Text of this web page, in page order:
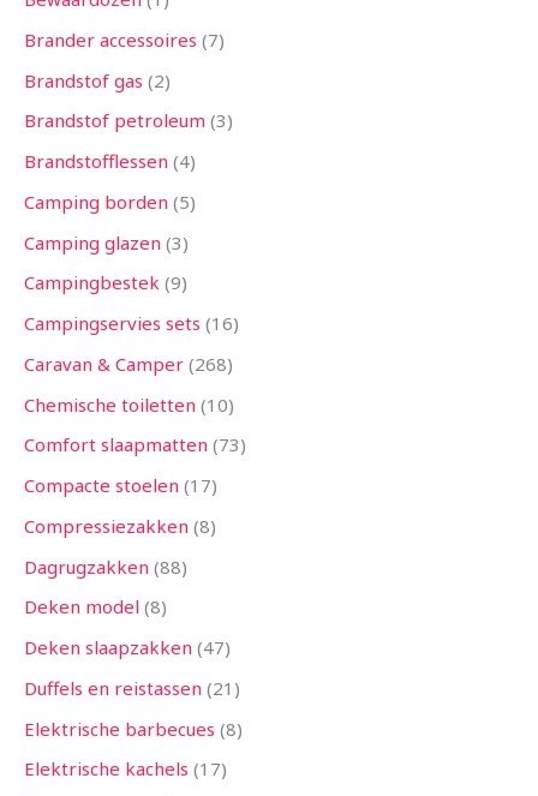
Brander accessoires 7
Brandstof gas 2
Brandstof petroleum 3
Brandstofflessen 4
Camping borden 5
Camping glazen 3
Campingbestek 9
Campingservies sets 16
Caravan & Camper 268
Chemische toiletten 10
Comfort slaapmatten 73
Compacte stoelen 17
Compressiezakken 8
Dagrugzakken 88
Deken model 8
Deken slaapzakken 47
Duffels en reistassen 21
Elektrische barbecues 8
Elektrische kachels 17